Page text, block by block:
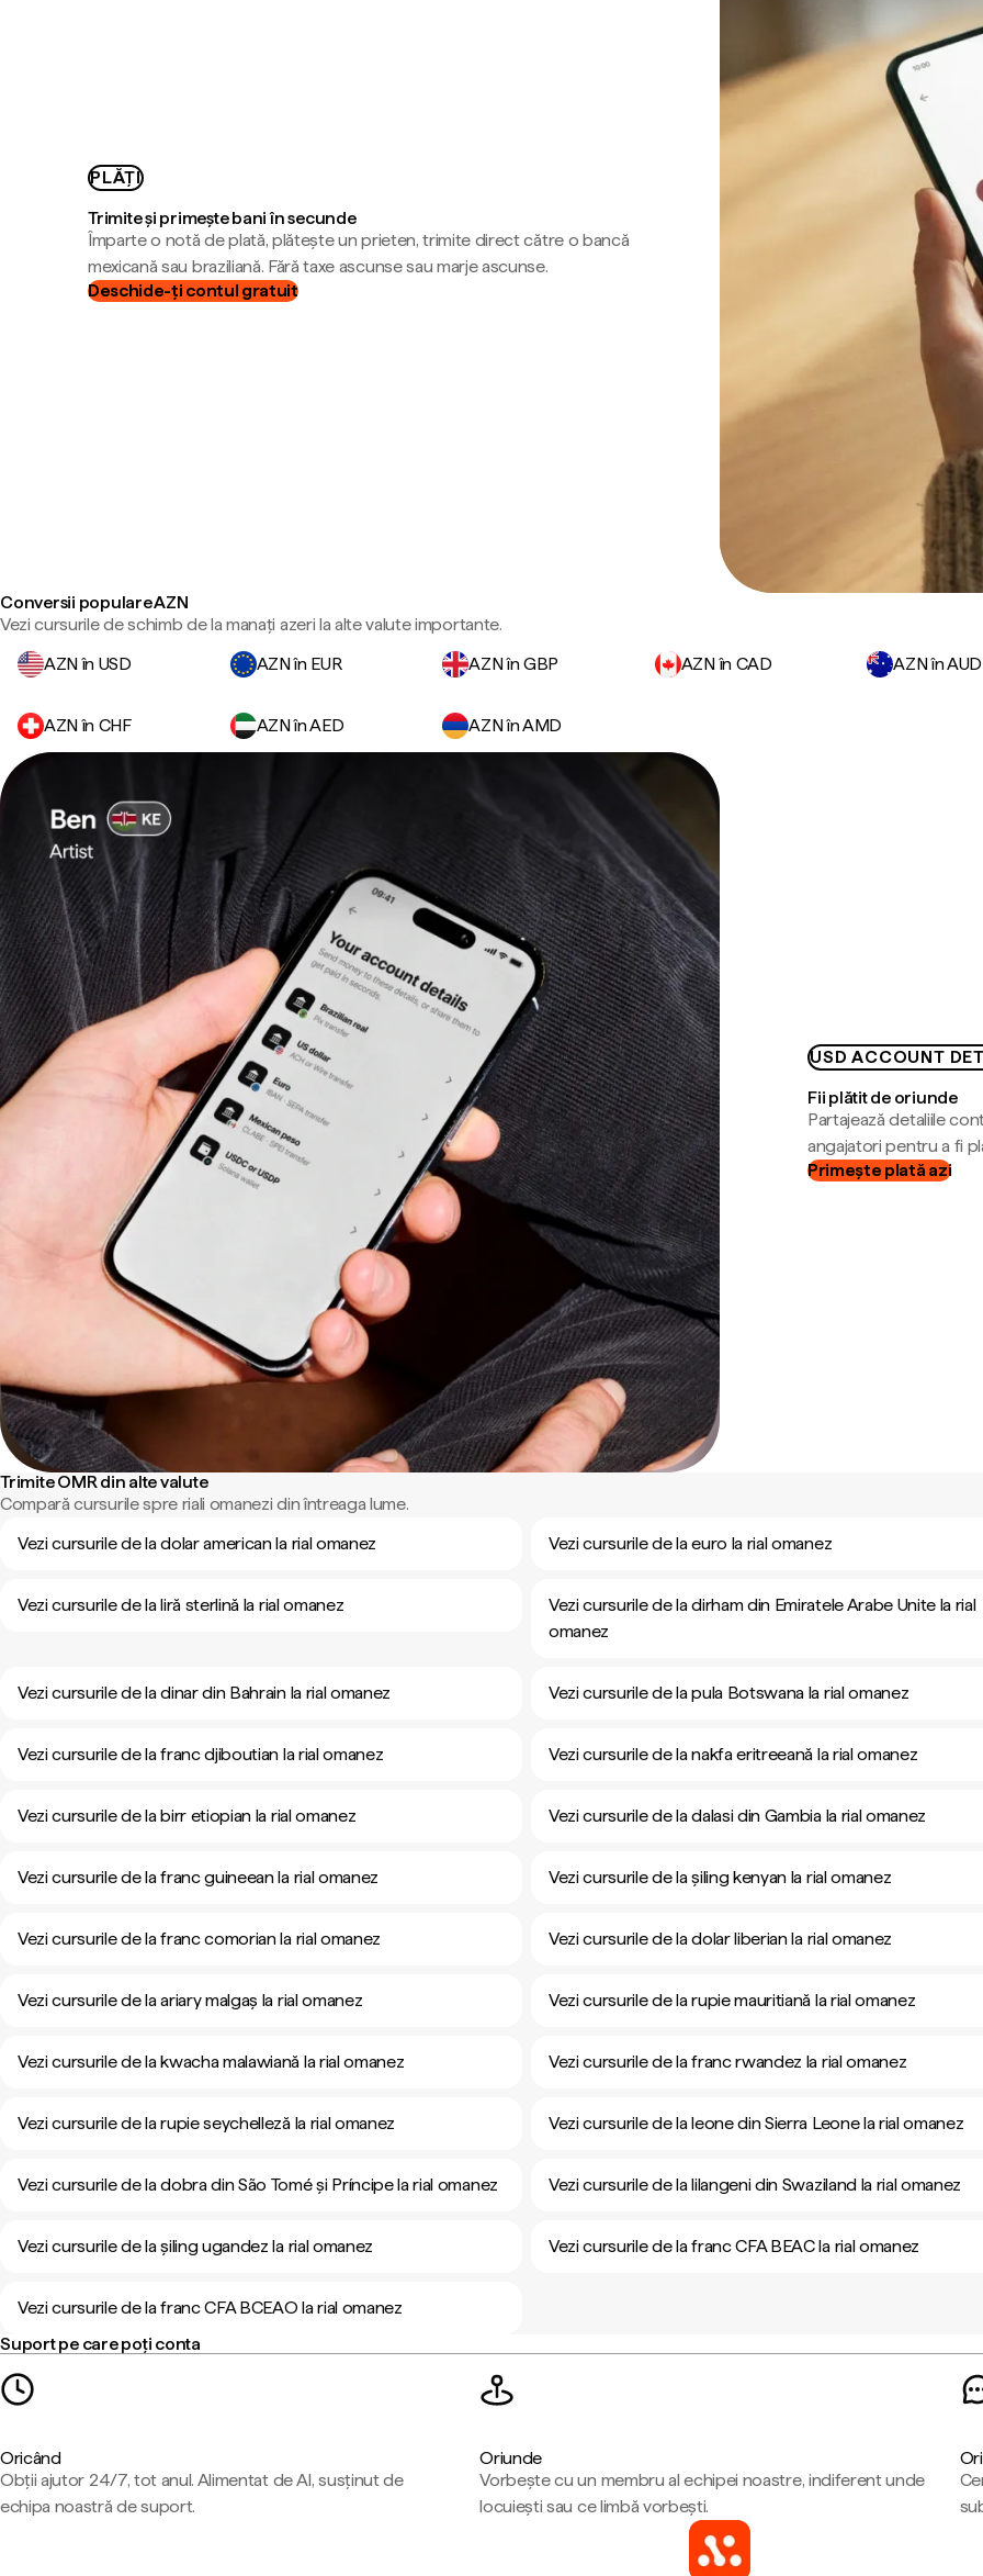
PLĂȚI
Trimite și primește bani în secunde
Împarte o notă de plată, plătește un prieten, trimite direct către o bancă
mexicană sau braziliană. Fără taxe ascunse sau marje ascunse.
Deschide-ți contul gratuit
Conversii populare AZN
Vezi cursurile de schimb de la manați azeri la alte valute importante.
AZN în USD
AZN în EUR AZN în GBP AZN în CAD AZN în AUD
AZN în CHF AZN în AED AZN în AMD
USD ACCOUNT
Fii plătit de oriunde
Partajează detaliile
angajatori pentru a fi
Primește plată azi
Trimite OMR din alte valute
Compară cursurile spre riali omanezi din întreaga lume.
Vezi cursurile de la dolar american la rial omanez
Vezi cursurile de la euro la rial omanez
Vezi cursurile de la liră sterlină la rial omanez
Vezi cursurile de la dirham din Emiratele Arabe Unite la rial
omanez
Vezi cursurile de la dinar din Bahrain la rial omanez Vezi cursurile de la pula Botswana la rial omanez
Vezi cursurile de la franc djiboutian la rial omanez Vezi cursurile de la nakfa eritreeană la rial omanez
Vezi cursurile de la birr etiopian la rial omanez Vezi cursurile de la dalasi din Gambia la rial omanez
Vezi cursurile de la franc guineean la rial omanez Vezi cursurile de la șiling kenyan la rial omanez
Vezi cursurile de la franc comorian la rial omanez Vezi cursurile de la dolar liberian la rial omanez
Vezi cursurile de la ariary malgaș la rial omanez Vezi cursurile de la rupie mauritiană la rial omanez
Vezi cursurile de la kwacha malawiană la rial omanez Vezi cursurile de la franc rwandez la rial omanez
Vezi cursurile de la rupie seychelleză la rial omanez Vezi cursurile de la leone din Sierra Leone la rial omanez
Vezi cursurile de la dobra din São Tomé și Príncipe la rial omanez Vezi cursurile de la lilangeni din Swaziland la rial omanez
Vezi cursurile de la șiling ugandez la rial omanez Vezi cursurile de la franc CFA BEAC la rial omanez
Vezi cursurile de la franc CFA BCEAO la rial omanez
Suport pe care poți conta
Oricând
Obții ajutor 24/7, tot anul. Alimentat de AI, susținut de
echipa noastră de suport.
Oriunde
Vorbește cu un membru al echipei noastre, indiferent unde
locuiești sau ce limbă vorbești.